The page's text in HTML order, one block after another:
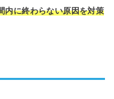
内に終わらない原因を対策